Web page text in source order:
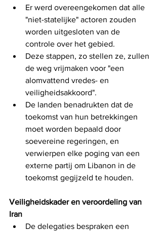
Er werd overeengekomen dat alle
"niet-statelijke" actoren zouden
worden uitgesloten van de
controle over het gebied.
Deze stappen, zo stellen ze, zullen
de weg vrijmaken voor "een
alomvattend vredes- en
veiligheidsakkoord".
De landen benadrukten dat de
toekomst van hun betrekkingen
moet worden bepaald door
soevereine regeringen, en
verwierpen elke poging van een
externe partij om Libanon in de
toekomst gegijzeld te houden.
Veiligheidskader en veroordeling van
Iran
De delegaties bespraken een